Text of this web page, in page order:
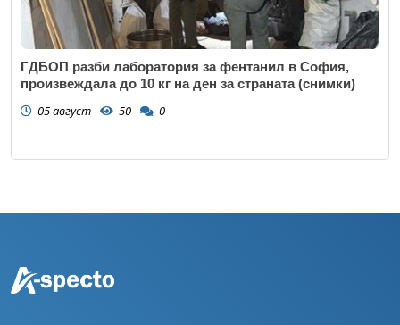
ГДБОП разби лаборатория за фентанил в София,
произвеждала до 10 кг на ден за страната (снимки)
05 август 50 0